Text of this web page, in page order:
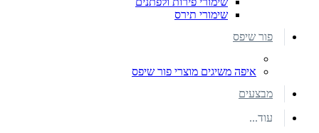
שימורי תירס
פור שיפס
איפה משיגים מוצרי פור שיפס
מבצעים
עוד...